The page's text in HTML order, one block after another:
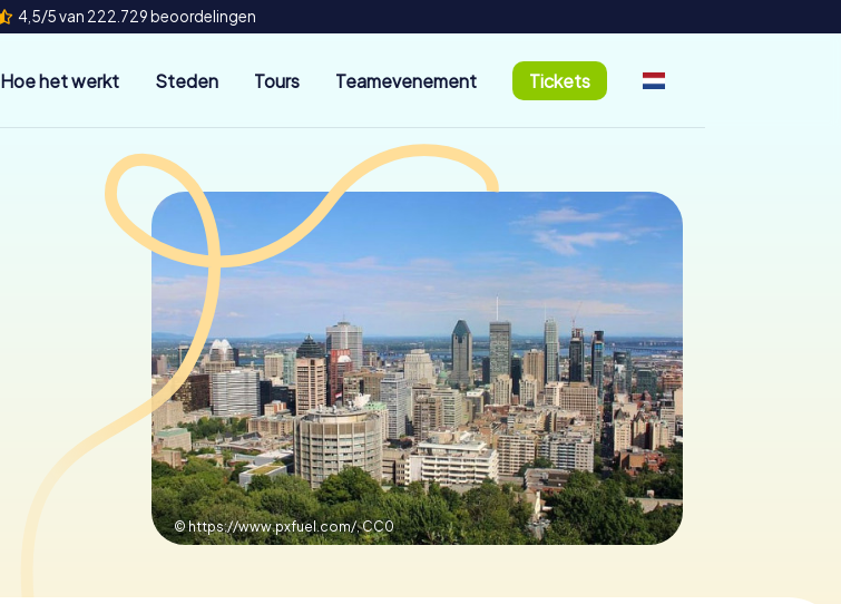
4,5/5 van 222.729 beoordelingen
Hoe het werkt Steden Tours Teamevenement Tickets
© https://www.pxfuel.com/,CC0